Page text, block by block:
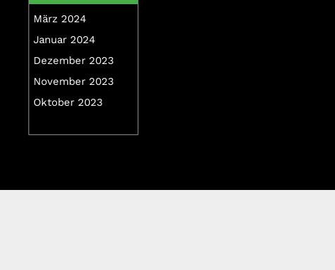
März 2024
Januar 2024
Dezember 2023
November 2023
Oktober 2023